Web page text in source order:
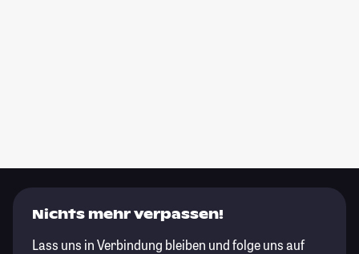
Nichts mehr verpassen!
Lass uns in Verbindung bleiben und folge uns auf